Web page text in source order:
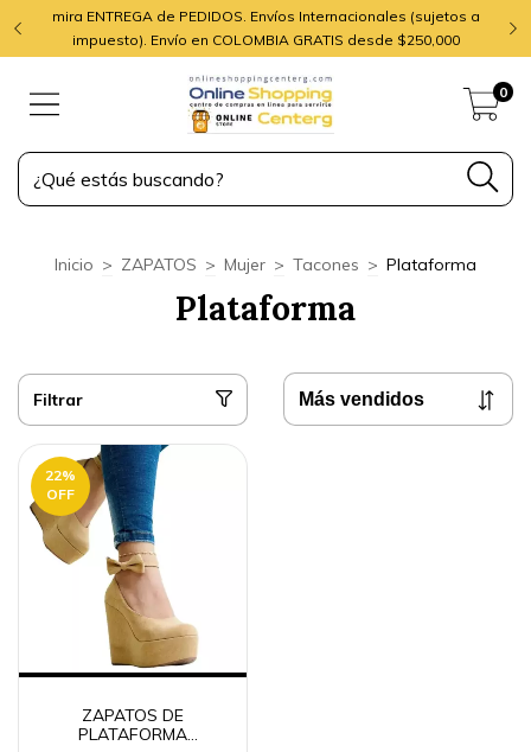
mira ENTREGA de PEDIDOS. Envíos Internacionales (sujetos a
impuesto). Envío en COLOMBIA GRATIS desde $250,000
0
Inicio > ZAPATOS > Mujer > Tacones > Plataforma
Plataforma
Filtrar
22%
OFF
ZAPATOS DE
PLATAFORMA